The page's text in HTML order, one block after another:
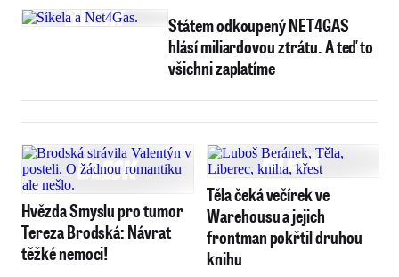
Státem odkoupený NET4GAS
hlásí miliardovou ztrátu. A teď to
všichni zaplatíme
Hvězda Smyslu pro tumor
Tereza Brodská: Návrat
těžké nemoci!
Těla čeká večírek ve
Warehousu a jejich
frontman pokřtil druhou
knihu